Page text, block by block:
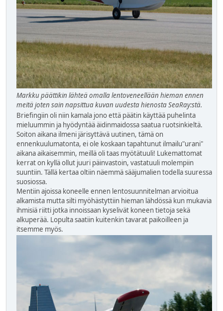
Markku päättikin lähteä omalla lentoveneellään hieman ennen
meitä joten sain napsittua kuvan uudesta hienosta SeaRay:stä.
Briefingiin oli niin kamala jono että päätin käyttää puhelinta
mieluummin ja hyödyntää äidinmaidossa saatua ruotsinkieltä.
Soiton aikana ilmeni järisyttävä uutinen, tämä on
ennenkuulumatonta, ei ole koskaan tapahtunut ilmailu"urani"
aikana aikaisemmin, meillä oli taas myötätuuli! Lukemattomat
kerrat on kyllä ollut juuri päinvastoin, vastatuuli molempiin
suuntiin. Tällä kertaa oltiin näemmä sääjumalien todella suuressa
suosiossa.
Mentiin ajoissa koneelle ennen lentosuunnitelman arvioitua
alkamista mutta silti myöhästyttiin hieman lähdössä kun mukavia
ihmisiä riitti jotka innoissaan kyselivät koneen tietoja sekä
alkuperää. Lopulta saatiin kuitenkin tavarat paikoilleen ja
itsemme myös.